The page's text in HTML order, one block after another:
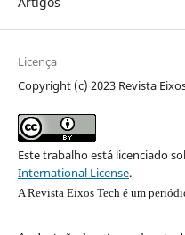
Licença
Copyright (c) 2023 Revista
Este trabalho está licenciado
International License.
A Revista Eixos Tech é um